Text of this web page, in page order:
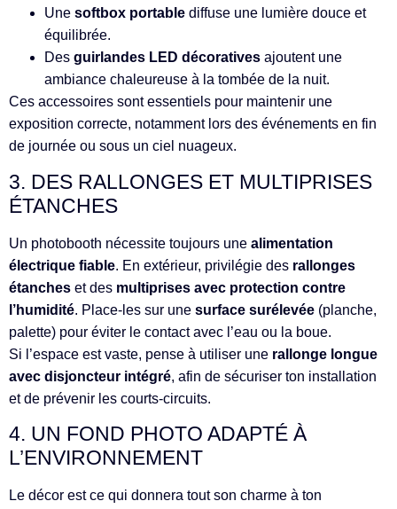
Une softbox portable diffuse une lumière douce et
équilibrée.
Des guirlandes LED décoratives ajoutent une
ambiance chaleureuse à la tombée de la nuit.
Ces accessoires sont essentiels pour maintenir une
exposition correcte, notamment lors des événements en fin
de journée ou sous un ciel nuageux.
3. DES RALLONGES ET MULTIPRISES
ÉTANCHES
Un photobooth nécessite toujours une alimentation
électrique fiable. En extérieur, privilégie des rallonges
étanches et des multiprises avec protection contre
l’humidité. Place-les sur une surface surélevée (planche,
palette) pour éviter le contact avec l’eau ou la boue.
Si l’espace est vaste, pense à utiliser une rallonge longue
avec disjoncteur intégré, afin de sécuriser ton installation
et de prévenir les courts-circuits.
4. UN FOND PHOTO ADAPTÉ À
L’ENVIRONNEMENT
Le décor est ce qui donnera tout son charme à ton